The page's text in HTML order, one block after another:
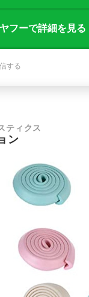
ヤフーで詳細を見る
する
ティクス
ン